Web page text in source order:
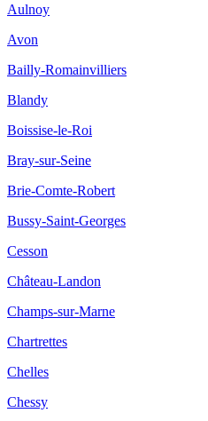
Aulnoy
Avon
Bailly-Romainvilliers
Blandy
Boissise-le-Roi
Bray-sur-Seine
Brie-Comte-Robert
Bussy-Saint-Georges
Cesson
Château-Landon
Champs-sur-Marne
Chartrettes
Chelles
Chessy